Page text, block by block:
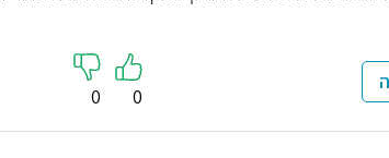
0
0
ד"ר
ברמב״ם,